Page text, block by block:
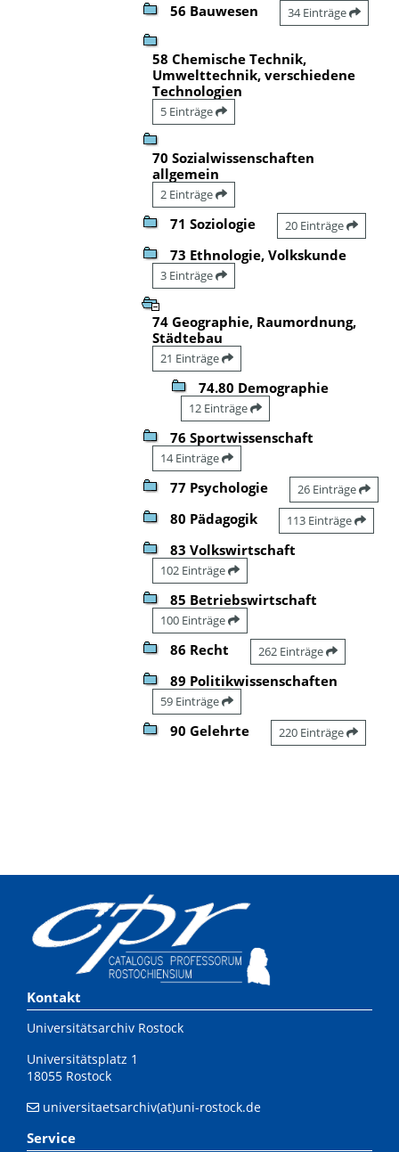
56 Bauwesen 34 Einträge
58 Chemische Technik,
Umwelttechnik, verschiedene
Technologien
5 Einträge
70 Sozialwissenschaften
allgemein
2 Einträge
71 Soziologie 20 Einträge
73 Ethnologie, Volkskunde
3 Einträge
74 Geographie, Raumordnung,
Städtebau
21 Einträge
74.80 Demographie
12 Einträge
76 Sportwissenschaft
14 Einträge
77 Psychologie 26 Einträge
80 Pädagogik 113 Einträge
83 Volkswirtschaft
102 Einträge
85 Betriebswirtschaft
100 Einträge
86 Recht 262 Einträge
89 Politikwissenschaften
59 Einträge
90 Gelehrte 220 Einträge
Kontakt
Universitätsarchiv Rostock
Universitätsplatz 1
18055 Rostock
universitaetsarchiv(at)uni-rostock.de
Service